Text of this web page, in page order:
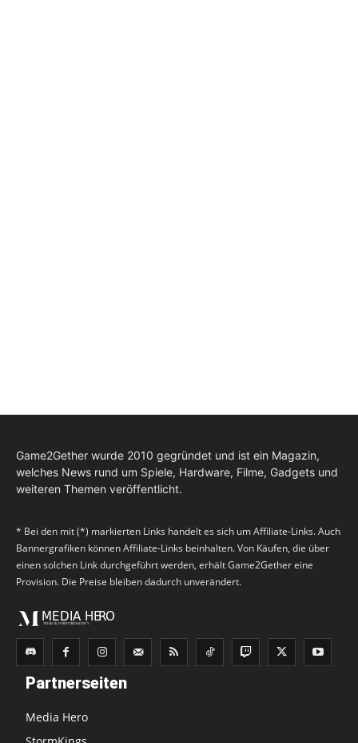
Game2Gether wurde 2010 gegründet und ist ein Magazin,
welches News rund um Spiele, Hardware, Filme, Gadgets und
weiteren Themen veröffentlicht.
* Bei den mit (*) markierten Links handelt es sich um Affiliate-Links. Auch
Bannergrafiken können Affiliate-Links beinhalten. Von Käufen, die über
einen solchen Link durchgeführt werden, erhält Game2Gether eine
Provision. Die Preise bleiben dadurch unverändert.
Partnerseiten
Media Hero